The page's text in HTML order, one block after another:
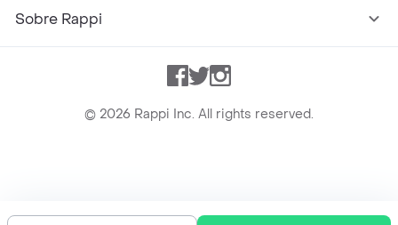
Sobre Rappi
Facebook
TwitterInstagram
© 2026 Rappi Inc. All rights reserved.